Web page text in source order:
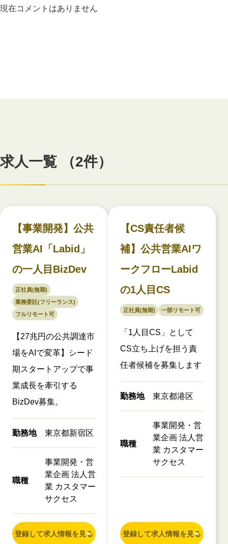
現在コメントはありません
求人一覧 （2件）
【事業開発】公共
営業AI「Labid」
の一人目BizDev
正社員(無期)
業務委託(フリーランス)
フルリモート可
【27兆円の公共調達市
場をAIで変革】シード
期スタートアップで事
業成長を牽引する
BizDev募集。
勤務地 東京都新宿区
職種
事業開発・営
業企画 法人営
業 カスタマー
サクセス
登録して求人情報を見る
【CS責任者候
補】公共営業AIワ
ークフローLabid
の1人目CS
正社員(無期) 一部リモート可
「1人目CS」として
CS立ち上げを担う責
任者候補を募集します
勤務地 東京都港区
職種
事業開発・営
業企画 法人営
業 カスタマー
サクセス
登録して求人情報を見る